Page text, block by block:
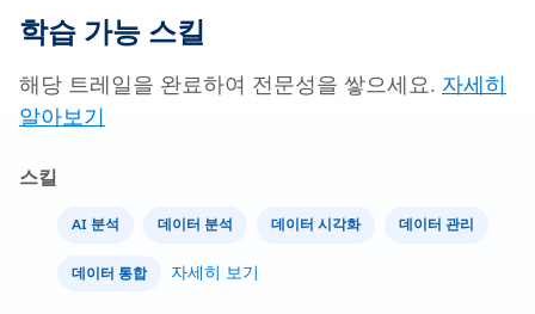
학습 가능 스킬
해당 트레일을 완료하여 전문성을 쌓으세요. 자세히
알아보기
스킬
AI 분석 데이터 분석 데이터 시각화 데이터 관리
데이터 통합 자세히 보기